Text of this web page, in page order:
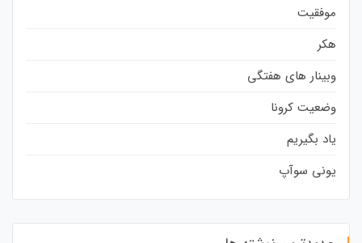
موفقیت
هکر
وبینار های هفتگی
وضعیت کرونا
یاد بگیریم
یونی سوآپ